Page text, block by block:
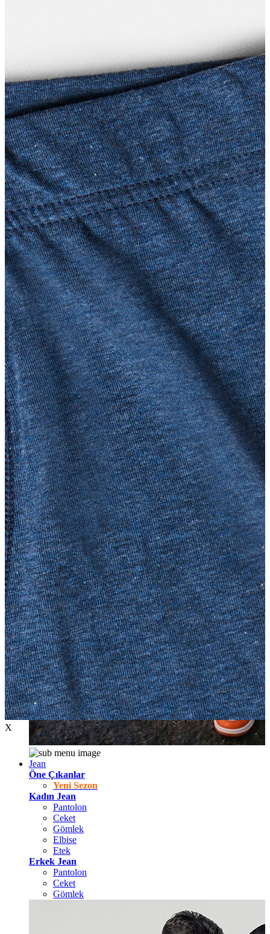
Online Özel Koleksiyon
Giyim
Jean Pantolon
Pantolon
Gömlek
Sweatshirt
T-shirt
Polo
Şort
Deniz Şortu
Atlet
Hırka
Eşofman Altı
Yağmurluk
Dış Giyim
Mont
Ceket
Kaban
Trenchcoat
Jean
Öne Çıkanlar
Yeni Sezon
Kadın Jean
Pantolon
Ceket
Gömlek
Elbise
Etek
Erkek Jean
Pantolon
Ceket
Gömlek
X